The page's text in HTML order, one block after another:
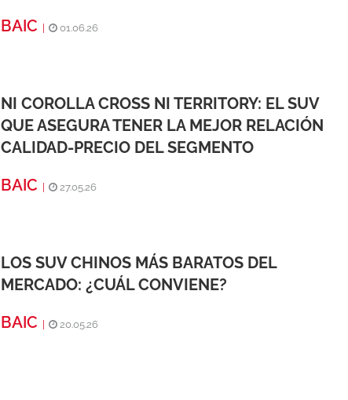
BAIC
01.06.26
NI COROLLA CROSS NI TERRITORY: EL SUV
QUE ASEGURA TENER LA MEJOR RELACIÓN
CALIDAD-PRECIO DEL SEGMENTO
BAIC
27.05.26
LOS SUV CHINOS MÁS BARATOS DEL
MERCADO: ¿CUÁL CONVIENE?
BAIC
20.05.26